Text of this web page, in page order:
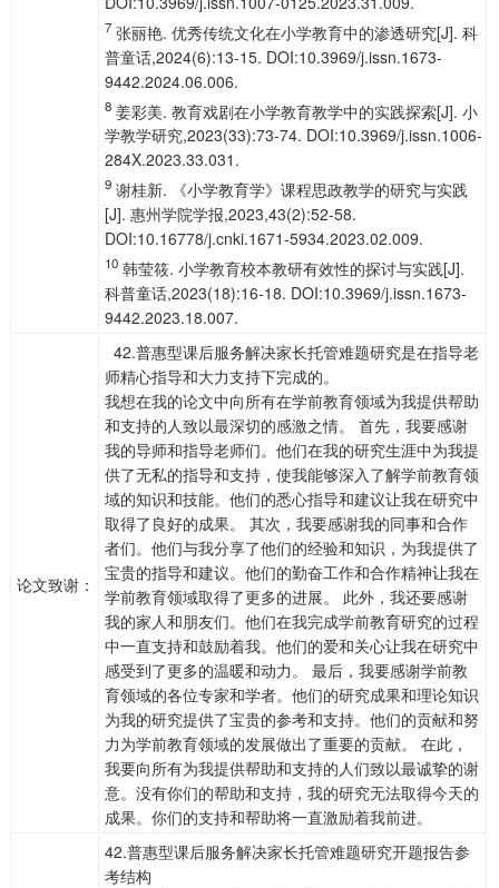
7张丽艳. 优秀传统文化在小学教育中的渗透研究[J]. 科
普童话,2024(6):13-15. DOI:10.3969/j.issn.1673-
9442.2024.06.006.
8姜彩美. 教育戏剧在小学教育教学中的实践探索[J]. 小
学教学研究,2023(33):73-74. DOI:10.3969/j.issn.1006-
284X.2023.33.031.
9谢桂新. 《小学教育学》课程思政教学的研究与实践
[J]. 惠州学院学报,2023,43(2):52-58.
DOI:10.16778/j.cnki.1671-5934.2023.02.009.
10韩莹筱. 小学教育校本教研有效性的探讨与实践[J].
科普童话,2023(18):16-18. DOI:10.3969/j.issn.1673-
9442.2023.18.007.
论文致谢：
42.普惠型课后服务解决家长托管难题研究是在指导老
师精心指导和大力支持下完成的。
我想在我的论文中向所有在学前教育领域为我提供帮助
和支持的人致以最深切的感激之情。 首先，我要感谢
我的导师和指导老师们。他们在我的研究生涯中为我提
供了无私的指导和支持，使我能够深入了解学前教育领
域的知识和技能。他们的悉心指导和建议让我在研究中
取得了良好的成果。 其次，我要感谢我的同事和合作
者们。他们与我分享了他们的经验和知识，为我提供了
宝贵的指导和建议。他们的勤奋工作和合作精神让我在
学前教育领域取得了更多的进展。 此外，我还要感谢
我的家人和朋友们。他们在我完成学前教育研究的过程
中一直支持和鼓励着我。他们的爱和关心让我在研究中
感受到了更多的温暖和动力。 最后，我要感谢学前教
育领域的各位专家和学者。他们的研究成果和理论知识
为我的研究提供了宝贵的参考和支持。他们的贡献和努
力为学前教育领域的发展做出了重要的贡献。 在此，
我要向所有为我提供帮助和支持的人们致以最诚挚的谢
意。没有你们的帮助和支持，我的研究无法取得今天的
成果。你们的支持和帮助将一直激励着我前进。
42.普惠型课后服务解决家长托管难题研究开题报告参
考结构